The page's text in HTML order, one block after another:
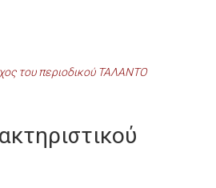
του περιοδικού ΤΑΛΑΝΤΟ